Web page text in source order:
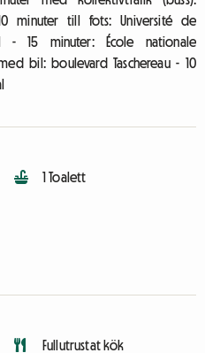
minuter till fots: Université de
- 15 minuter: École nationale
bil: boulevard Taschereau - 10
1 Toalett
Fullutrustat kök